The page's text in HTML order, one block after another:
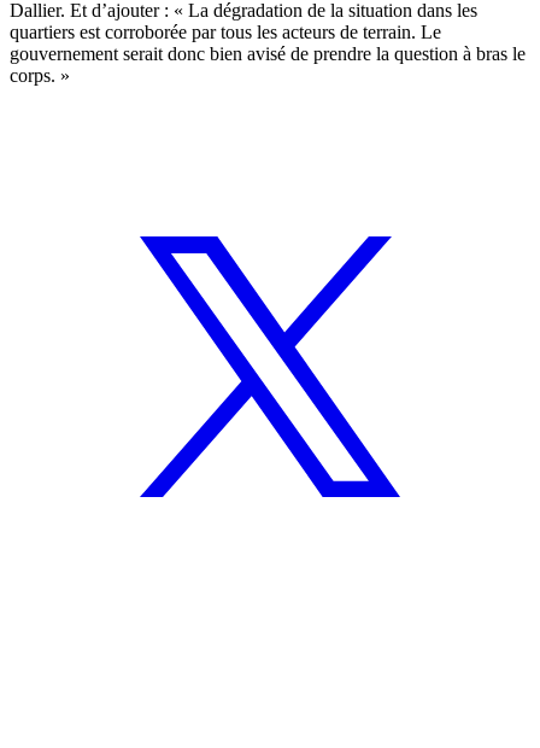
Dallier. Et d’ajouter : « La dégradation de la situation dans les
quartiers est corroborée par tous les acteurs de terrain. Le
gouvernement serait donc bien avisé de prendre la question à bras le
corps. »